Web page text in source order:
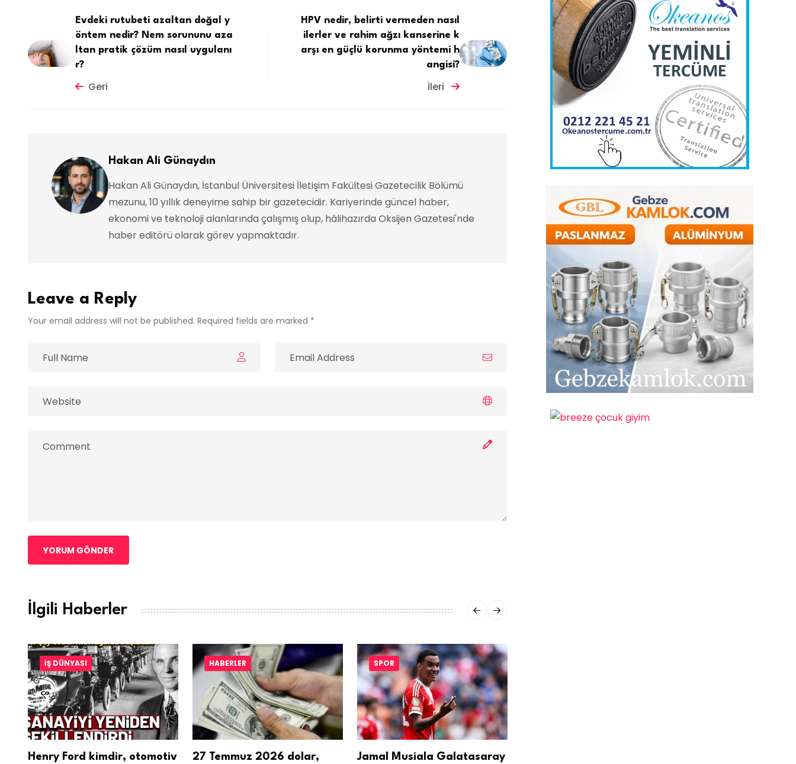
Evdeki rutubeti azaltan doğal y
öntem nedir? Nem sorununu aza
ltan pratik çözüm nasıl uygulanı
r?
Geri
HPV nedir, belirti vermeden nasıl
ilerler ve rahim ağzı kanserine k
arşı en güçlü korunma yöntemi h
angisi?
İleri
Hakan Ali Günaydın
Hakan Ali Günaydın, İstanbul Üniversitesi İletişim Fakültesi Gazetecilik Bölümü
mezunu, 10 yıllık deneyime sahip bir gazetecidir. Kariyerinde güncel haber,
ekonomi ve teknoloji alanlarında çalışmış olup, hâlihazırda Oksijen Gazetesi'nde
haber editörü olarak görev yapmaktadır.
Leave a Reply
Your email address will not be published. Required fields are marked *
YORUM GÖNDER
İlgili Haberler
İŞ DÜNYASI
Henry Ford kimdir, otomotiv
HABERLER
27 Temmuz 2026 dolar,
SPOR
Jamal Musiala Galatasaray